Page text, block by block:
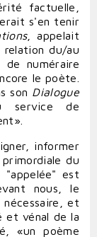
factuelle,
s'en tenir
, appelait
du/au
numéraire
le poète.
son Dialogue
service de
informer
du
est
nous, le
et
et vénal de la
«un poème